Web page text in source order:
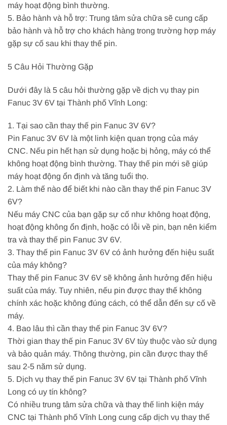
máy hoạt động bình thường.
5. Bảo hành và hỗ trợ: Trung tâm sửa chữa sẽ cung cấp
bảo hành và hỗ trợ cho khách hàng trong trường hợp máy
gặp sự cố sau khi thay thế pin.
5 Câu Hỏi Thường Gặp
Dưới đây là 5 câu hỏi thường gặp về dịch vụ thay pin
Fanuc 3V 6V tại Thành phố Vĩnh Long:
1. Tại sao cần thay thế pin Fanuc 3V 6V?
Pin Fanuc 3V 6V là một linh kiện quan trọng của máy
CNC. Nếu pin hết hạn sử dụng hoặc bị hỏng, máy có thể
không hoạt động bình thường. Thay thế pin mới sẽ giúp
máy hoạt động ổn định và tăng tuổi thọ.
2. Làm thế nào để biết khi nào cần thay thế pin Fanuc 3V
6V?
Nếu máy CNC của bạn gặp sự cố như không hoạt động,
hoạt động không ổn định, hoặc có lỗi về pin, bạn nên kiểm
tra và thay thế pin Fanuc 3V 6V.
3. Thay thế pin Fanuc 3V 6V có ảnh hưởng đến hiệu suất
của máy không?
Thay thế pin Fanuc 3V 6V sẽ không ảnh hưởng đến hiệu
suất của máy. Tuy nhiên, nếu pin được thay thế không
chính xác hoặc không đúng cách, có thể dẫn đến sự cố về
máy.
4. Bao lâu thì cần thay thế pin Fanuc 3V 6V?
Thời gian thay thế pin Fanuc 3V 6V tùy thuộc vào sử dụng
và bảo quản máy. Thông thường, pin cần được thay thế
sau 2-5 năm sử dụng.
5. Dịch vụ thay thế pin Fanuc 3V 6V tại Thành phố Vĩnh
Long có uy tín không?
Có nhiều trung tâm sửa chữa và thay thế linh kiện máy
CNC tại Thành phố Vĩnh Long cung cấp dịch vụ thay thế